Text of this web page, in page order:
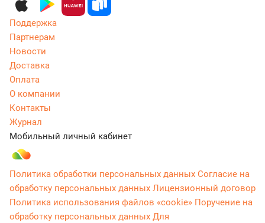
Поддержка
Партнерам
Новости
Доставка
Оплата
О компании
Контакты
Журнал
Мобильный личный кабинет
Политика обработки персональных данных Согласие на
обработку персональных данных Лицензионный договор
Политика использования файлов «cookie» Поручение на
обработку персональных данных Для